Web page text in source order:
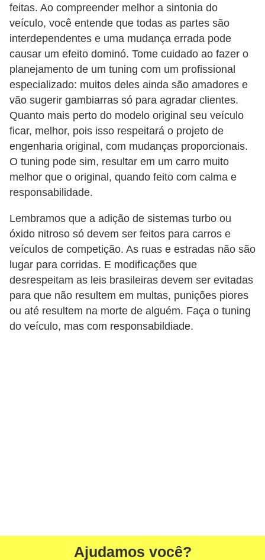
feitas. Ao compreender melhor a sintonia do
veículo, você entende que todas as partes são
interdependentes e uma mudança errada pode
causar um efeito dominó. Tome cuidado ao fazer o
planejamento de um tuning com um profissional
especializado: muitos deles ainda são amadores e
vão sugerir gambiarras só para agradar clientes.
Quanto mais perto do modelo original seu veículo
ficar, melhor, pois isso respeitará o projeto de
engenharia original, com mudanças proporcionais.
O tuning pode sim, resultar em um carro muito
melhor que o original, quando feito com calma e
responsabilidade.
Lembramos que a adição de sistemas turbo ou
óxido nitroso só devem ser feitos para carros e
veículos de competição. As ruas e estradas não são
lugar para corridas. E modificações que
desrespeitam as leis brasileiras devem ser evitadas
para que não resultem em multas, punições piores
ou até resultem na morte de alguém. Faça o tuning
do veículo, mas com responsabildiade.
Ajudamos você?